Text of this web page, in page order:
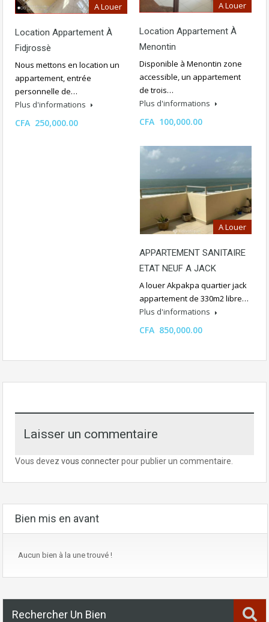
A Louer
Location Appartement À
Fidjrossè
Nous mettons en location un
appartement, entrée
personnelle de…
Plus d'informations
CFA 250,000.00
A Louer
Location Appartement À
Menontin
Disponible à Menontin zone
accessible, un appartement
de trois…
Plus d'informations
CFA 100,000.00
A Louer
APPARTEMENT SANITAIRE
ETAT NEUF A JACK
A louer Akpakpa quartier jack
appartement de 330m2 libre…
Plus d'informations
CFA 850,000.00
Laisser un commentaire
Vous devez vous connecterpour publier un commentaire.
Bien mis en avant
Aucun bien à la une trouvé !
Rechercher Un Bien